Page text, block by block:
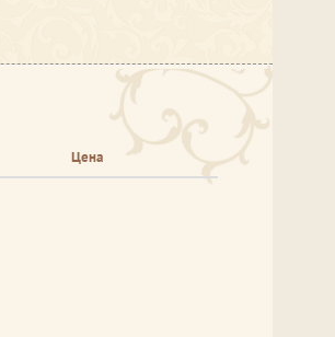
Цена